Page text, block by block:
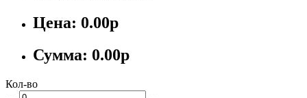
Цена: 0.00р
Сумма: 0.00р
Кол-во